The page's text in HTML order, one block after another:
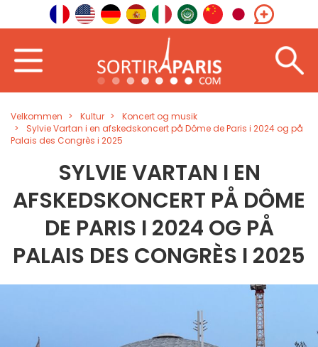
Velkommen Kultur
Koncert og musik
Sylvie Vartan i en afskedskoncert på Dôme de Paris i 2024 og på
Palais des Congrès i 2025
SYLVIE VARTAN I EN
AFSKEDSKONCERT PÅ DÔME
DE PARIS I 2024 OG PÅ
PALAIS DES CONGRÈS I 2025